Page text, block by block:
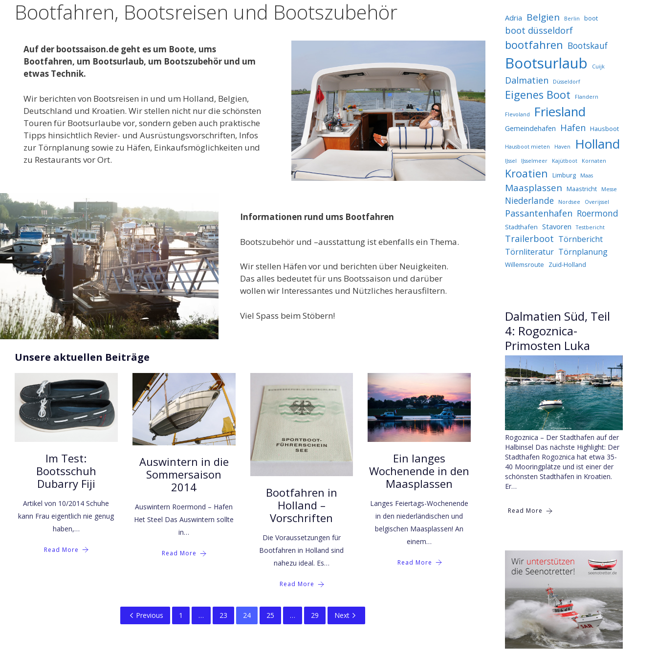
Bootfahren, Bootsreisen und Bootszubehör
Auf der bootssaison.de geht es um Boote, ums
Bootfahren, um Bootsurlaub, um Bootszubehör und um
etwas Technik.
Wir berichten von Bootsreisen in und um Holland, Belgien,
Deutschland und Kroatien. Wir stellen nicht nur die schönsten
Touren für Bootsurlaube vor, sondern geben auch praktische
Tipps hinsichtlich Revier- und Ausrüstungsvorschriften, Infos
zur Törnplanung sowie zu Häfen, Einkaufsmöglichkeiten und
zu Restaurants vor Ort.
Informationen rund ums Bootfahren
Bootszubehör und –ausstattung ist ebenfalls ein Thema.
Wir stellen Häfen vor und berichten über Neuigkeiten.
Das alles bedeutet für uns Bootssaison und darüber
wollen wir Interessantes und Nützliches herausfiltern.
Viel Spass beim Stöbern!
Unsere aktuellen Beiträge
Im Test:
Bootsschuh
Dubarry Fiji
Artikel von 10/2014 Schuhe
kann Frau eigentlich nie genug
haben,…
Read More
Auswintern in die
Sommersaison
2014
Auswintern Roermond – Hafen
Het Steel Das Auswintern sollte
in…
Read More
Bootfahren in
Holland –
Vorschriften
Die Voraussetzungen für
Bootfahren in Holland sind
nahezu ideal. Es…
Read More
Ein langes
Wochenende in den
Maasplassen
Langes Feiertags-Wochenende
in den niederländischen und
belgischen Maasplassen! An
einem…
Read More
Previous 1 … 23 24 25 … 29 Next
Adria Belgien Berlin boot
boot düsseldorf
bootfahren Bootskauf
Bootsurlaub Cuijk
Dalmatien Düsseldorf
Eigenes Boot Flandern
Flevoland Friesland
Gemeindehafen Hafen Hausboot
Hausboot mieten Haven Holland
IJssel IJsselmeer Kajütboot Kornaten
Kroatien Limburg Maas
Maasplassen Maastricht Messe
Niederlande Nordsee Overijssel
Passantenhafen Roermond
Stadthafen Stavoren Testbericht
Trailerboot Törnbericht
Törnliteratur Törnplanung
Willemsroute Zuid-Holland
Dalmatien Süd, Teil
4: Rogoznica-
Primosten Luka
Rogoznica – Der Stadthafen auf der
Halbinsel Das nächste Highlight: Der
Stadthafen Rogoznica hat etwa 35-
40 Mooringplätze und ist einer der
schönsten Stadthäfen in Kroatien.
Er…
Read More